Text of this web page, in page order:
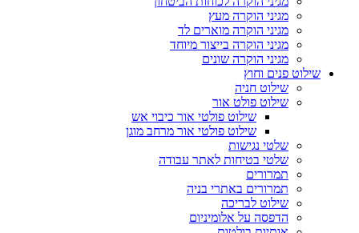
מגיני הוקרה מעץ
מגיני הוקרה מוארים לד
מגיני הוקרה בייצור מיוחד
מגיני הוקרה שונים
שילוט פנים וחוץ
שילוט חניה
שילוט פולט אור
שילוט פולטי אור כיבוי אש
שילוט פולטי אור מרחב מוגן
שלטי נגישות
שלטי בטיחות לאתר עבודה
תמרורים
תמרורים באתרי בניה
שילוט לבריכה
הדפסה על אלומיניום